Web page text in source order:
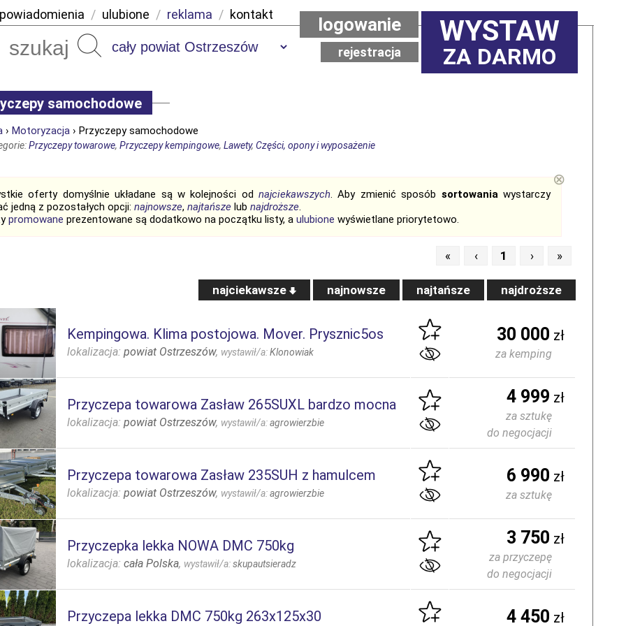
powiadomienia / ulubione / reklama / kontakt
Szukaj WYSTAW
ZA DARMO
logowanie
rejestracja
samochodowe
› Motoryzacja › Przyczepy samochodowe
Przyczepy towarowe, Przyczepy kempingowe, Lawety, Części, opony i wyposażenie
oferty domyślnie układane są w kolejności odnajciekawszych. Aby zmienić sposób sortowaniawystarczy
jedną z pozostałych opcji: najnowsze, najtańsze lub najdroższe.
promowane prezentowane są dodatkowo na początku listy, a ulubione wyświetlane priorytetowo.
⊗
« ‹ 1 › »
najciekawsze najnowsze najtańsze najdroższe
Kempingowa. Klima postojowa. Mover. Prysznic5os
lokalizacja: powiat Ostrzeszów, wystawił/a:Klonowiak
30 000 zł
za kemping
Przyczepa towarowa Zasław 265SUXL bardzo mocna
lokalizacja: powiat Ostrzeszów, wystawił/a:agrowierzbie
4 999 zł
za sztukę
do negocjacji
Przyczepa towarowa Zasław 235SUH z hamulcem
lokalizacja: powiat Ostrzeszów, wystawił/a:agrowierzbie
6 990 zł
za sztukę
Przyczepka lekka NOWA DMC 750kg
lokalizacja: cała Polska, wystawił/a:skupautsieradz
3 750 zł
za przyczepę
do negocjacji
Przyczepa lekka DMC 750kg 263x125x30 4 450 zł